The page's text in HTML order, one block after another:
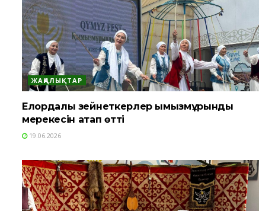
ЖАҢАЛЫҚТАР
Елордалық зейнеткерлер қымызмұрындық
мерекесін атап өтті
19.06.2026